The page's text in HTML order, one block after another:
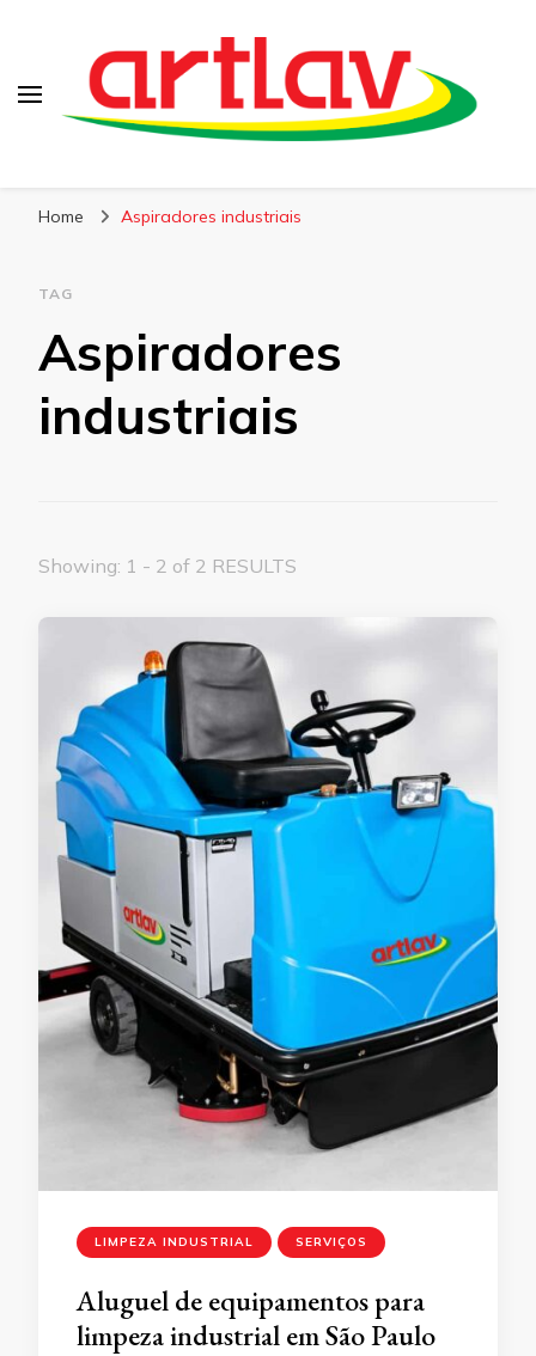
Home Aspiradores industriais
TAG
Aspiradores
industriais
Showing: 1 - 2 of 2 RESULTS
LIMPEZA INDUSTRIAL SERVIÇOS
Aluguel de equipamentos para
limpeza industrial em São Paulo